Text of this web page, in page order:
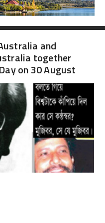
and
together
on 30 August